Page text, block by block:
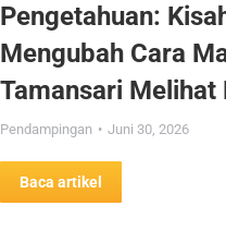
Pengetahuan:
Mengubah Cara
Tamansari Melihat
Pendampingan Juni 30, 2026
Baca artikel